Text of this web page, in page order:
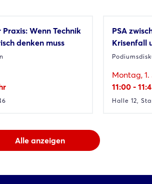
Wenn Technik
denken muss
PSA
Krisenfall
Montag, 1.
11:00 -
Halle 12,
Alle anzeigen